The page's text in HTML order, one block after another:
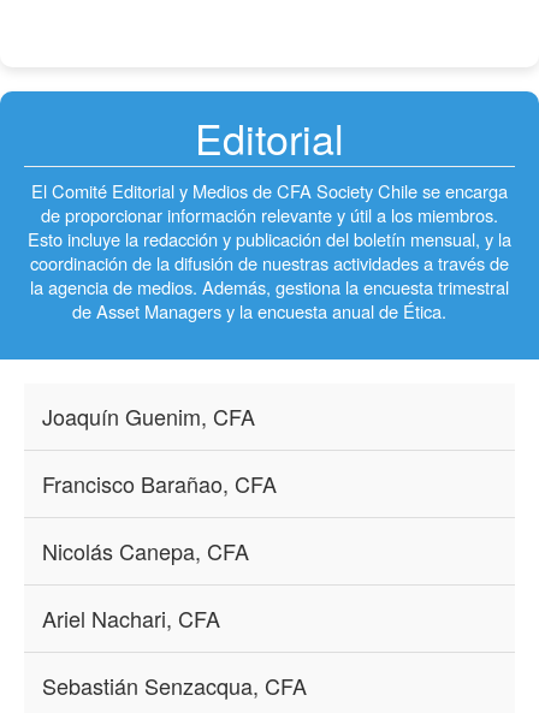
Editorial
El Comité Editorial y Medios de CFA Society Chile se encarga
de proporcionar información relevante y útil a los miembros.
Esto incluye la redacción y publicación del boletín mensual, y la
coordinación de la difusión de nuestras actividades a través de
la agencia de medios. Además, gestiona la encuesta trimestral
de Asset Managers y la encuesta anual de Ética.
Joaquín Guenim, CFA
Francisco Barañao, CFA
Nicolás Canepa, CFA
Ariel Nachari, CFA
Sebastián Senzacqua, CFA